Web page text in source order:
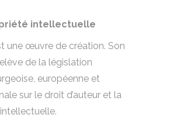
intellectuelle
une œuvre de création. Son
de la législation
européenne et
sur le droit d’auteur et la